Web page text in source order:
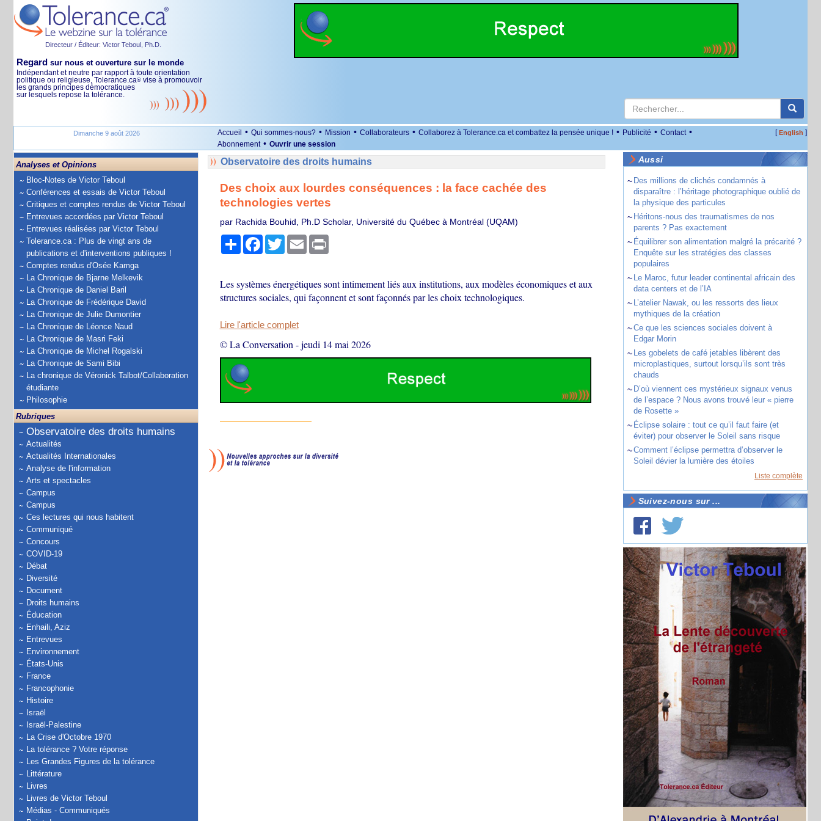
Directeur / Éditeur: Victor Teboul, Ph.D.
Regard sur nous et ouverture sur le monde
Indépendant et neutre par rapport à toute orientation
politique ou religieuse, Tolerance.ca® vise à promouvoir
les grands principes démocratiques
sur lesquels repose la tolérance.
Dimanche 9 août 2026 Accueil • Qui sommes-nous? • Mission • Collaborateurs • Collaborez à Tolerance.ca et combattez la pensée unique ! • Publicité • Contact •
Abonnement • Ouvrir une session
[English ]
Analyses et Opinions
Bloc-Notes de Victor Teboul
Conférences et essais de Victor Teboul
Critiques et comptes rendus de Victor Teboul
Entrevues accordées par Victor Teboul
Entrevues réalisées par Victor Teboul
Tolerance.ca : Plus de vingt ans de
publications et d'interventions publiques !
Comptes rendus d'Osée Kamga
La Chronique de Bjarne Melkevik
La Chronique de Daniel Baril
La Chronique de Frédérique David
La Chronique de Julie Dumontier
La Chronique de Léonce Naud
La Chronique de Masri Feki
La Chronique de Michel Rogalski
La Chronique de Sami Bibi
La chronique de Véronick Talbot/Collaboration
étudiante
Philosophie
Rubriques
Observatoire des droits humains
Actualités
Actualités Internationales
Analyse de l'information
Arts et spectacles
Campus
Campus
Ces lectures qui nous habitent
Communiqué
Concours
COVID-19
Débat
Diversité
Document
Droits humains
Éducation
Enhaili, Aziz
Entrevues
Environnement
États-Unis
France
Francophonie
Histoire
Israël
Israël-Palestine
La Crise d'Octobre 1970
La tolérance ? Votre réponse
Les Grandes Figures de la tolérance
Littérature
Livres
Livres de Victor Teboul
Médias - Communiqués
Observatoire des droits humains
Des choix aux lourdes conséquences : la face cachée des
technologies vertes
par Rachida Bouhid, Ph.D Scholar, Université du Québec à Montréal (UQAM)
PartagerFacebook
TwitterEmail Print
Les systèmes énergétiques sont intimement liés aux institutions, aux modèles économiques et aux
structures sociales, qui façonnent et sont façonnés par les choix technologiques.
Lire l'article complet
© La Conversation -jeudi 14 mai 2026
Aussi
~ Des millions de clichés condamnés à
disparaître : l’héritage photographique oublié de
la physique des particules
~ Héritons-nous des traumatismes de nos
parents ? Pas exactement
~ Équilibrer son alimentation malgré la précarité ?
Enquête sur les stratégies des classes
populaires
~ Le Maroc, futur leader continental africain des
data centers et de l’IA
~ L’atelier Nawak, ou les ressorts des lieux
mythiques de la création
~Ce que les sciences sociales doivent à
Edgar Morin
~ Les gobelets de café jetables libèrent des
microplastiques, surtout lorsqu’ils sont très
chauds
~ D’où viennent ces mystérieux signaux venus
de l’espace ? Nous avons trouvé leur « pierre
de Rosette »
~ Éclipse solaire : tout ce qu’il faut faire (et
éviter) pour observer le Soleil sans risque
~Comment l’éclipse permettra d’observer le
Soleil dévier la lumière des étoiles
Liste complète
Suivez-nous sur ...